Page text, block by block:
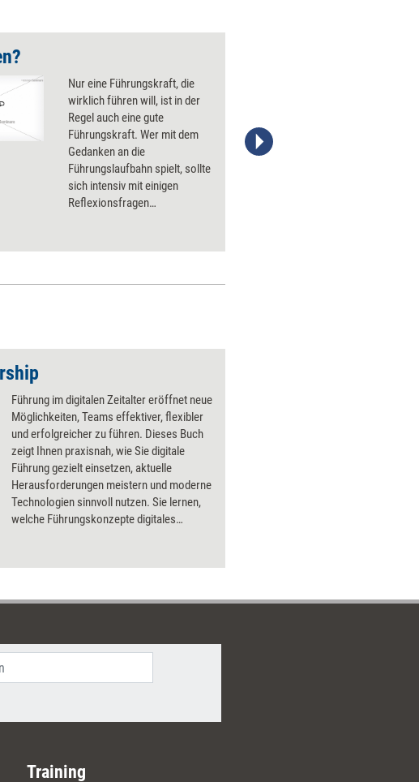
Nur eine Führungskraft, die
wirklich führen will, ist in der
Regel auch eine gute
Führungskraft. Wer mit dem
Gedanken an die
Führungslaufbahn spielt, sollte
sich intensiv mit einigen
Reflexionsfragen
managerseminare Verlags GmbH
Führung im digitalen Zeitalter eröffnet neue
Möglichkeiten, Teams effektiver, flexibler
und erfolgreicher zu führen. Dieses Buch
zeigt Ihnen praxisnah, wie Sie digitale
Führung gezielt einsetzen, aktuelle
Herausforderungen meistern und moderne
Technologien sinnvoll nutzen. Sie lernen,
welche Führungskonzepte digitales
Führungsarbeit einsetzen und welche
Unterschied machen. Zudem erfahren Sie,
Voraussetzungen Ihre Führung nachhaltig
Training